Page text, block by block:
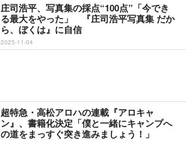
庄司浩平、写真集の採点“100点”「今でき
る最大をやった」 『庄司浩平写真集 だか
ら、ぼくは』に自信
2025-11-04
超特急・高松アロハの連載『アロキャ
ン』、書籍化決定「僕と一緒にキャンプへ
の道をまっすぐ突き進みましょう！」